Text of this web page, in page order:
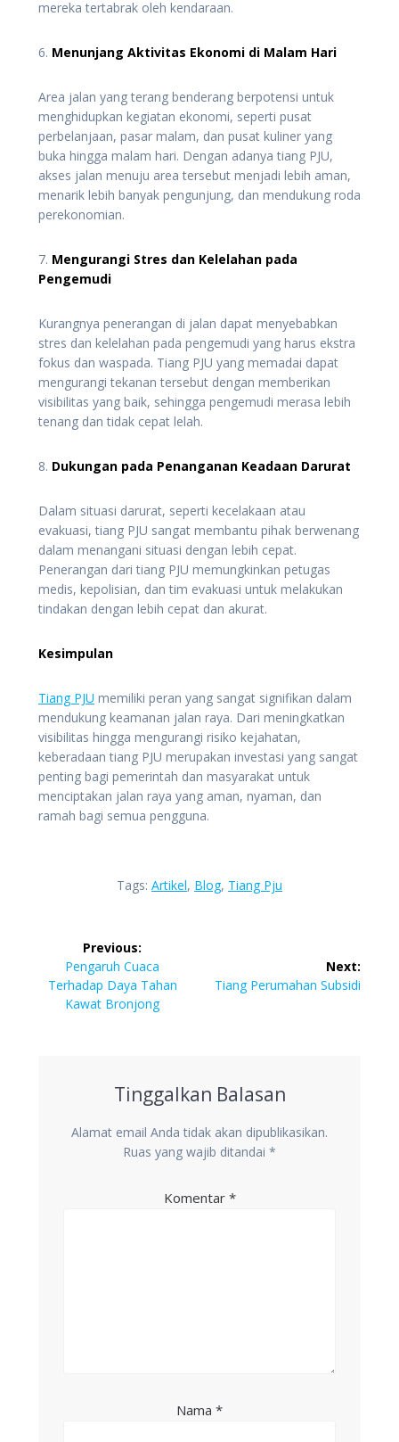
mereka tertabrak oleh kendaraan.
6. Menunjang Aktivitas Ekonomi di Malam Hari
Area jalan yang terang benderang berpotensi untuk
menghidupkan kegiatan ekonomi, seperti pusat
perbelanjaan, pasar malam, dan pusat kuliner yang
buka hingga malam hari. Dengan adanya tiang PJU,
akses jalan menuju area tersebut menjadi lebih aman,
menarik lebih banyak pengunjung, dan mendukung roda
perekonomian.
7. Mengurangi Stres dan Kelelahan pada
Pengemudi
Kurangnya penerangan di jalan dapat menyebabkan
stres dan kelelahan pada pengemudi yang harus ekstra
fokus dan waspada. Tiang PJU yang memadai dapat
mengurangi tekanan tersebut dengan memberikan
visibilitas yang baik, sehingga pengemudi merasa lebih
tenang dan tidak cepat lelah.
8. Dukungan pada Penanganan Keadaan Darurat
Dalam situasi darurat, seperti kecelakaan atau
evakuasi, tiang PJU sangat membantu pihak berwenang
dalam menangani situasi dengan lebih cepat.
Penerangan dari tiang PJU memungkinkan petugas
medis, kepolisian, dan tim evakuasi untuk melakukan
tindakan dengan lebih cepat dan akurat.
Kesimpulan
Tiang PJU memiliki peran yang sangat signifikan dalam
mendukung keamanan jalan raya. Dari meningkatkan
visibilitas hingga mengurangi risiko kejahatan,
keberadaan tiang PJU merupakan investasi yang sangat
penting bagi pemerintah dan masyarakat untuk
menciptakan jalan raya yang aman, nyaman, dan
ramah bagi semua pengguna.
Tags: Artikel, Blog, Tiang Pju
Navigasi
pos
Previous:
Previous
post:
Pengaruh Cuaca
Terhadap Daya Tahan
Kawat Bronjong
Next:
Next
Tiang Perumahan Subsidi
Tinggalkan Balasan
Alamat email Anda tidak akan dipublikasikan.
Ruas yang wajib ditandai *
Komentar *
Nama *